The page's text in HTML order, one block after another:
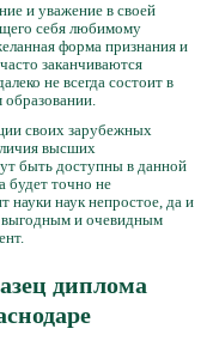
и уважение в своей
себя любимому
форма признания и
заканчиваются
не всегда состоит в
образовании.
своих зарубежных
высших
быть доступны в данной
будет точно не
науки наук непростое, да и
выгодным и очевидным
диплома